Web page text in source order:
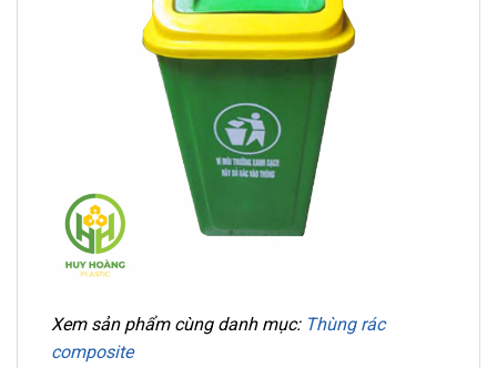
Xem sản phẩm cùng danh mục: Thùng rác
composite